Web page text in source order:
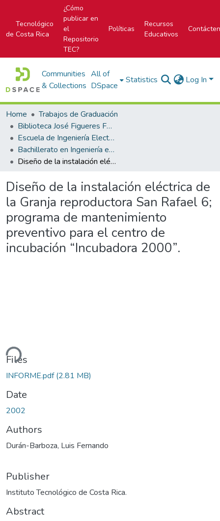
Tecnológico
de Costa Rica
¿Cómo
publicar en
el
Repositorio
TEC?
Políticas
Recursos
Educativos
Communities
& Collections
All of
DSpace
Statistics Log In
Home
Trabajos de Graduación
Biblioteca José Figueres Ferrer
Escuela de Ingeniería Electromecánica
Bachillerato en Ingeniería en Mantenimiento Industrial
Diseño de la instalación eléctrica de la Granja reproductora San Rafael 6; programa de mantenimiento preventivo para el centro de incubación “Incubadora 2000”.
Diseño de la instalación eléctrica de
la Granja reproductora San Rafael 6;
programa de mantenimiento
preventivo para el centro de
incubación “Incubadora 2000”.
Files
INFORME.pdf(2.81 MB)
Date
2002
Authors
Durán-Barboza, Luis Fernando
Publisher
Instituto Tecnológico de Costa Rica.
Abstract